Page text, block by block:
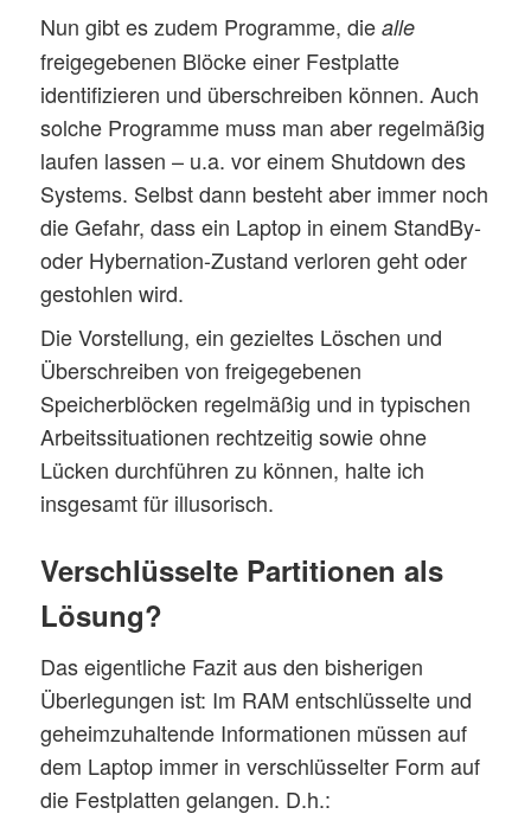
Nun gibt es zudem Programme, diealle
freigegebenen Blöcke einer Festplatte
identifizieren und überschreiben können. Auch
solche Programme muss man aber regelmäßig
laufen lassen – u.a. vor einem Shutdown des
Systems. Selbst dann besteht aber immer noch
die Gefahr, dass ein Laptop in einem StandBy-
oder Hybernation-Zustand verloren geht oder
gestohlen wird.
Die Vorstellung, ein gezieltes Löschen und
Überschreiben von freigegebenen
Speicherblöcken regelmäßig und in typischen
Arbeitssituationen rechtzeitig sowie ohne
Lücken durchführen zu können, halte ich
insgesamt für illusorisch.
Verschlüsselte Partitionen als
Lösung?
Das eigentliche Fazit aus den bisherigen
Überlegungen ist: Im RAM entschlüsselte und
geheimzuhaltende Informationen müssen auf
dem Laptop immer in verschlüsselter Form auf
die Festplatten gelangen. D.h.: